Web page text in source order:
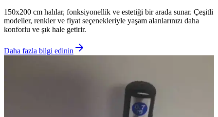
150x200 cm halılar, fonksiyonellik ve estetiği bir arada sunar. Çeşitli
modeller, renkler ve fiyat seçenekleriyle yaşam alanlarınızı daha
konforlu ve şık hale getirir.
Daha fazla bilgi edinin